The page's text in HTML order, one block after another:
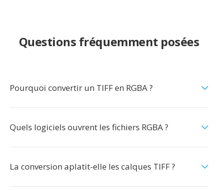
Questions fréquemment posées
Pourquoi convertir un TIFF en RGBA ?
Quels logiciels ouvrent les fichiers RGBA ?
La conversion aplatit-elle les calques TIFF ?